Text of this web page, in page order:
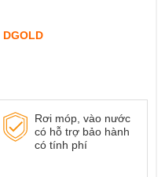
DGOLD
Rơi móp, vào nước
có hỗ trợ bảo hành
có tính phí